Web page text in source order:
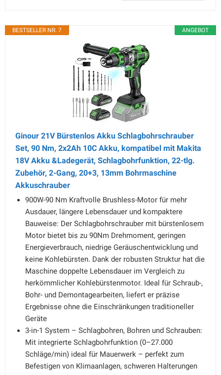
ANGEBOT
BESTSELLER NR. 7
Ginour 21V Bürstenlos Akku Schlagbohrschrauber
Set, 90 Nm, 2x2Ah 10C Akku, kompatibel mit Makita
18V Akku &Ladegerät, Schlagbohrfunktion, 22-tlg.
Zubehör, 2-Gang, 20+3, 13mm Bohrmaschine
Akkuschrauber
900W-90 Nm Kraftvolle Brushless-Motor für mehr
Ausdauer, längere Lebensdauer und kompaktere
Bauweise: Der Schlagbohrschrauber mit bürstenlosem
Motor bietet bis zu 90Nm Drehmoment, geringen
Energieverbrauch, niedrige Geräuschentwicklung und
keine Kohlebürsten. Dank der robusten Struktur hat die
Maschine doppelte Lebensdauer im Vergleich zu
herkömmlicher Kohlebürstenmotor. Ideal für Schraub-,
Bohr- und Demontagearbeiten, liefert er präzise
Ergebnisse ohne die Einschränkungen traditioneller
Geräte
3-in-1 System – Schlagbohren, Bohren und Schrauben:
Mit integrierte Schlagbohrfunktion (0–27.000
Schläge/min) ideal für Mauerwerk – perfekt zum
Befestigen von Klimaanlagen, schweren Halterungen